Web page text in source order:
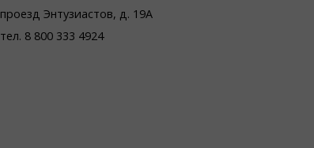
проезд Энтузиастов, д. 19А
тел. 8 800 333 4924